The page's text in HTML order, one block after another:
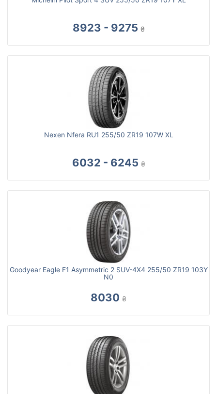
8923 - 9275 ₴
Nexen Nfera RU1 255/50 ZR19 107W XL
6032 - 6245 ₴
Goodyear Eagle F1 Asymmetric 2 SUV-4X4 255/50 ZR19 103Y
N0
8030 ₴